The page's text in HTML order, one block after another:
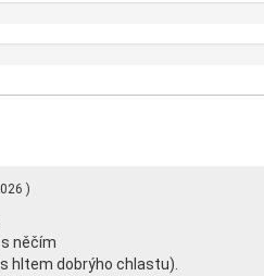
)
něčím
hltem dobrýho chlastu).